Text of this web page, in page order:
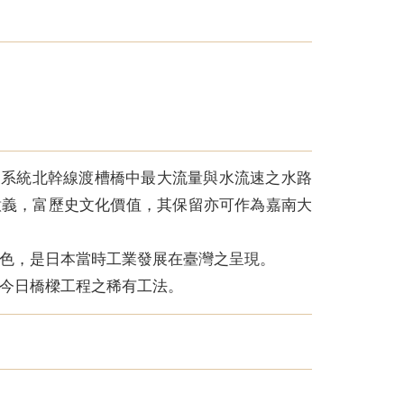
統北幹線渡槽橋中最大流量與水流速之水路
，富歷史文化價值，其保留亦可作為嘉南大
是日本當時工業發展在臺灣之呈現。
日橋樑工程之稀有工法。